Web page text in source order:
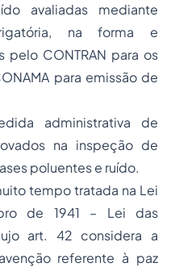
avaliadas mediante
na forma e
CONTRAN para os
para emissão de
administrativa de
na inspeção de
poluentes e ruído.
tempo tratada na Lei
de 1941 – Lei das
art. 42 considera a
referente à paz